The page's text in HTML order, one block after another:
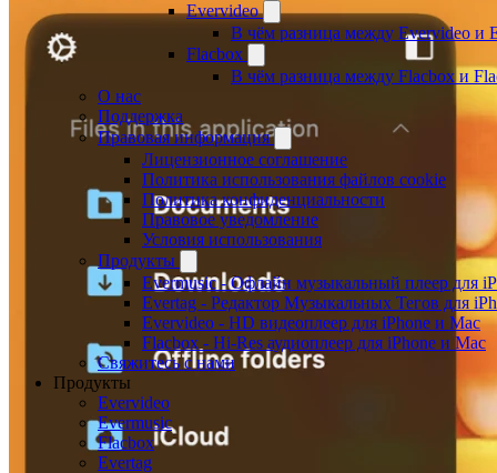
Evervideo
В чём разница между Evervideo и
Flacbox
В чём разница между Flacbox и
О нас
Поддержка
Правовая информация
Лицензионное соглашение
Политика использования файлов cookie
Политика конфиденциальности
Правовое уведомление
Условия использования
Продукты
Evermusic - Офлайн музыкальный плеер для
Evertag - Редактор Музыкальных Тегов для
Evervideo - HD видеоплеер для iPhone и Mac
Flacbox - Hi-Res аудиоплеер для iPhone и Mac
Свяжитесь с нами
Продукты
Evervideo
Evermusic
Flacbox
Evertag